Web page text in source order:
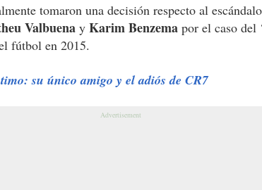
tomaron una decisión respecto al
Valbuena y Karim Benzema por el caso del
fútbol en 2015.
su único amigo y el adiós de CR7